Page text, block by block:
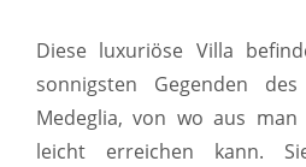
Diese luxuriöse Villa
sonnigsten Gegenden
Medeglia, von wo aus
leicht erreichen kann.